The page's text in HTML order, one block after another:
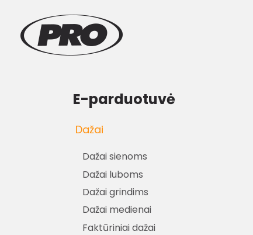
E-parduotuvė
Dažai
Dažai sienoms
Dažai luboms
Dažai grindims
Dažai medienai
Faktūriniai dažai